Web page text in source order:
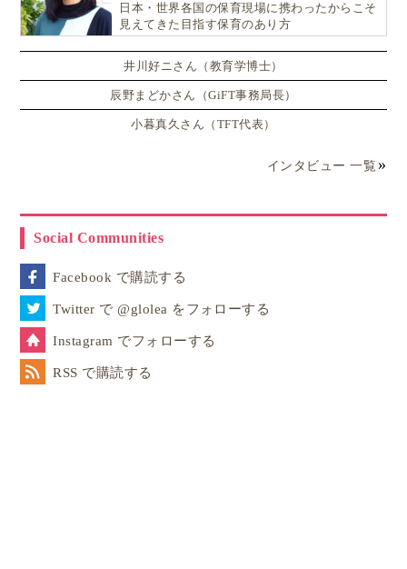
日本・世界各国の保育現場に携わったからこそ
見えてきた目指す保育のあり方
井川好ニさん（教育学博士）
辰野まどかさん（GiFT事務局長）
小暮真久さん（TFT代表）
インタビュー 一覧
Social Communities
Facebook で購読する
Twitter で @glolea をフォローする
Instagram でフォローする
RSS で購読する